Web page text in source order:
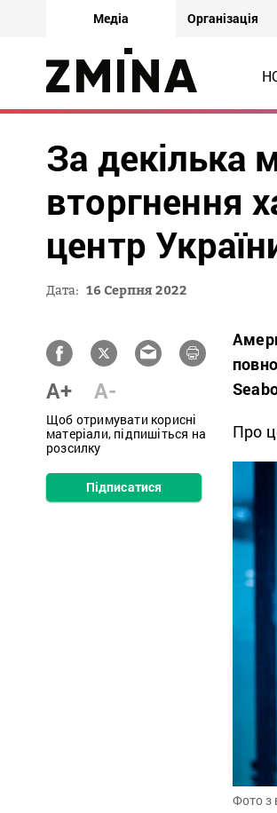
Медіа Організація
За декілька
вторгнення
центр
Дата: 16 Серпня 2022
A+ A-
Щоб отримувати корисні
матеріали, підпишіться на
розсилку
Підписатися
Про
Фото з